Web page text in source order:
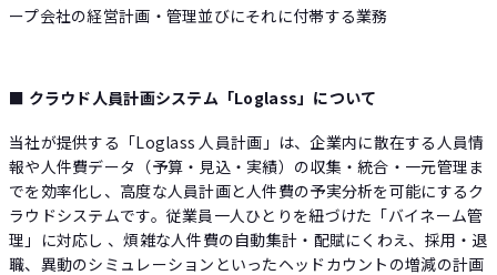
ープ会社の経営計画・管理並びにそれに付帯する業務
■ クラウド人員計画システム「Loglass」について
当社が提供する「Loglass 人員計画」は、企業内に散在する人員情
報や人件費データ（予算・見込・実績）の収集・統合・一元管理ま
でを効率化し、高度な人員計画と人件費の予実分析を可能にするク
ラウドシステムです。従業員一人ひとりを紐づけた「バイネーム管
理」に対応し 、煩雑な人件費の自動集計・配賦にくわえ、採用・退
職、異動のシミュレーションといったヘッドカウントの増減の計画